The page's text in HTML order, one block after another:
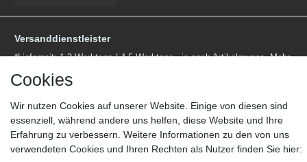
Versanddienstleister
*Lieferzeit: 1-3 Werktage / 4-5 Werktage - je nach Artikelgruppe.Mehr
Zahlungsmöglichkeiten
Cookies
Wir nutzen Cookies auf unserer Website. Einige von diesen sind
essenziell, während andere uns helfen, diese Website und Ihre
Erfahrung zu verbessern. Weitere Informationen zu den von uns
verwendeten Cookies und Ihren Rechten als Nutzer finden Sie hier: